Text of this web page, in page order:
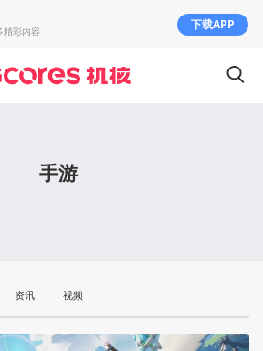
手游
资讯 视频
精彩内容 下载APP